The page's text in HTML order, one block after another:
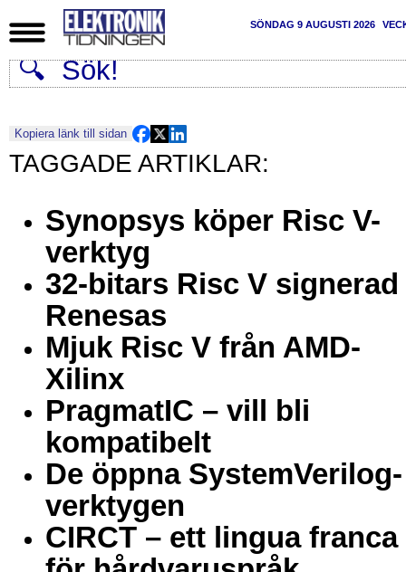
SÖNDAG 9 AUGUSTI 2026
Kopiera länk till sidan
Synopsys köper Risc V-
verktyg
32-bitars Risc V signerad
Renesas
Mjuk Risc V från AMD-
Xilinx
PragmatIC – vill bli
kompatibelt
De öppna SystemVerilog-
verktygen
CIRCT – ett lingua franca